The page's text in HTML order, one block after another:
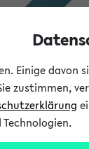
Einige
zustimmen,